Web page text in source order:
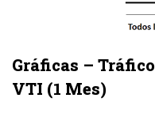
Gráficas – Tráfico
VTI (1 Mes)